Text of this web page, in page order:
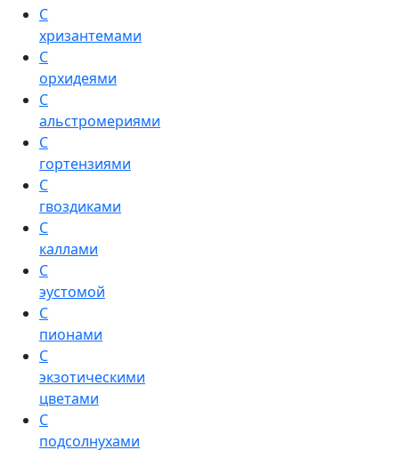
С
хризантемами
С
орхидеями
С
альстромериями
С
гортензиями
С
гвоздиками
С
каллами
С
эустомой
С
пионами
С
экзотическими
цветами
С
подсолнухами